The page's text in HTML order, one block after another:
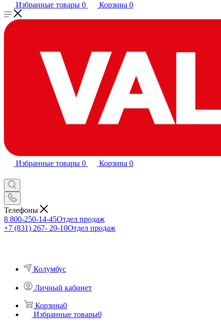
Избранные товары 0 Корзина 0
Избранные товары 0 Корзина 0
Телефоны
8 800-250-14-45Отдел продаж
+7 (831) 267- 20-10Отдел продаж
Колумбус
Личный кабинет
Корзина0
Избранные товары0